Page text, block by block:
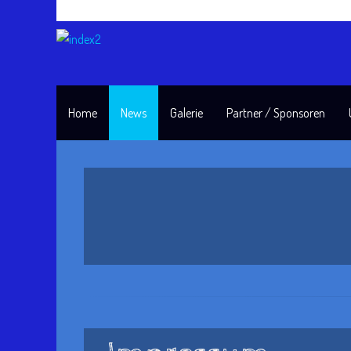
Home News Galerie Partner / Sponsoren